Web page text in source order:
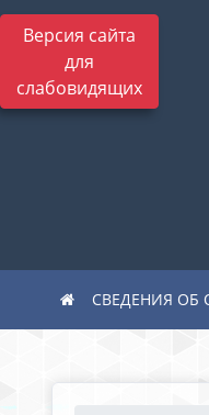
Версия сайта
для
слабовидящих
СВЕДЕНИЯ ОБ